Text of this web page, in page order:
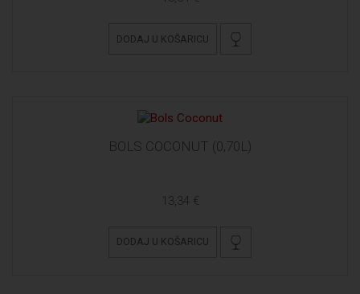
DODAJ U KOŠARICU
BOLS COCONUT (0,70L)
13,34 €
DODAJ U KOŠARICU